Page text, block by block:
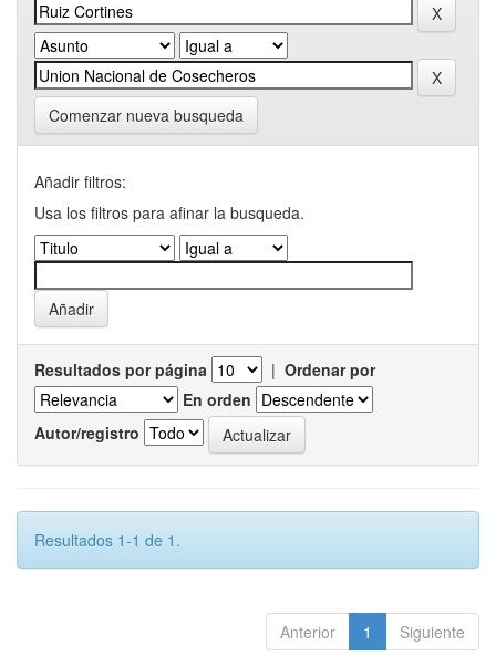
Comenzar nueva busqueda
Añadir filtros:
Usa los filtros para afinar la busqueda.
Resultados por página | Ordenar por
En orden
Autor/registro
Resultados 1-1 de 1.
Anterior 1 Siguiente